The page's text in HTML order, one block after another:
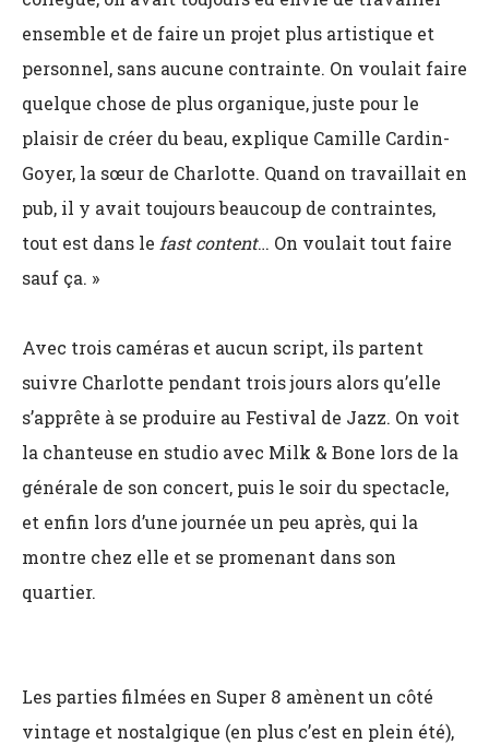
ensemble et de faire un projet plus artistique et
personnel, sans aucune contrainte. On voulait faire
quelque chose de plus organique, juste pour le
plaisir de créer du beau, explique Camille Cardin-
Goyer, la sœur de Charlotte. Quand on travaillait en
pub, il y avait toujours beaucoup de contraintes,
tout est dans le fast content… On voulait tout faire
sauf ça. »
Avec trois caméras et aucun script, ils partent
suivre Charlotte pendant trois jours alors qu’elle
s’apprête à se produire au Festival de Jazz. On voit
la chanteuse en studio avec Milk & Bone lors de la
générale de son concert, puis le soir du spectacle,
et enfin lors d’une journée un peu après, qui la
montre chez elle et se promenant dans son
quartier.
Les parties filmées en Super 8 amènent un côté
vintage et nostalgique (en plus c’est en plein été),